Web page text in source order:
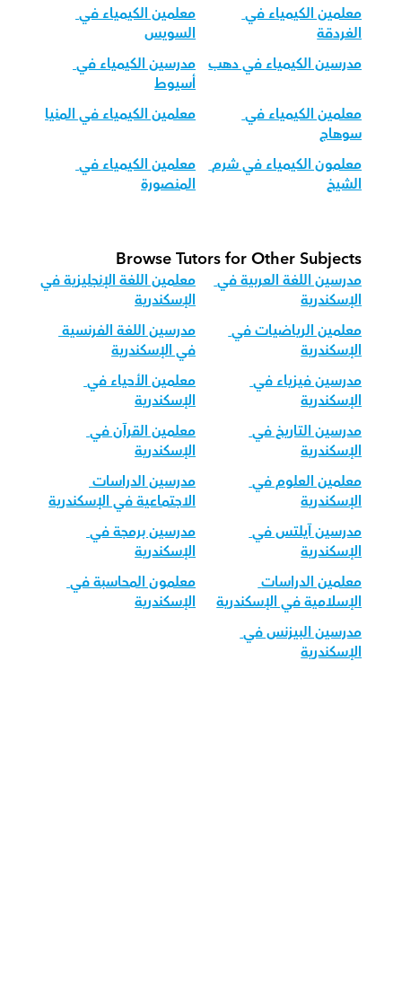
معلمين الكيمياء في
الغردقة
معلمين الكيمياء في
السويس
مدرسين الكيمياء في دهب
مدرسين الكيمياء في
أسيوط
معلمين الكيمياء في
سوهاج
معلمين الكيمياء في المنيا
معلمون الكيمياء في شرم
الشيخ
معلمين الكيمياء في
المنصورة
Browse Tutors for Other Subjects
مدرسين اللغة العربية في
الإسكندرية
معلمين اللغة الإنجليزية في
الإسكندرية
معلمين الرياضيات في
الإسكندرية
مدرسين اللغة الفرنسية
في الإسكندرية
مدرسين فيزياء في
الإسكندرية
معلمين الأحياء في
الإسكندرية
مدرسين التاريخ في
الإسكندرية
معلمين القرآن في
الإسكندرية
معلمين العلوم في
الإسكندرية
مدرسين الدراسات
الاجتماعية في الإسكندرية
مدرسين آيلتس في
الإسكندرية
مدرسين برمجة في
الإسكندرية
معلمين الدراسات
الإسلامية في الإسكندرية
معلمون المحاسبة في
الإسكندرية
مدرسين البيزنس في
الإسكندرية